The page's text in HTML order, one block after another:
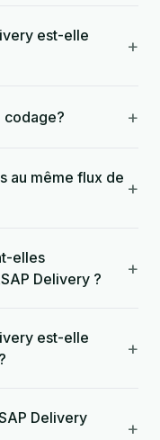
est-elle
+
codage? +
au même flux de +
elles
Delivery ?
+
est-elle
+
Delivery
+